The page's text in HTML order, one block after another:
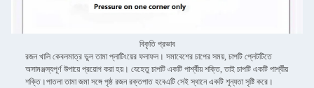
বিকৃতি প্রভাব
রজন খালি কেবলমাত্র ভুল তামা প্লাটিংয়ের ফলাফল। সমাবেশের চাপের সময়, চাপটি প্লেটটিতে
অসামঞ্জস্যপূর্ণ উপায়ে প্রয়োগ করা হয়। যেহেতু চাপটি একটি পার্শ্বীয় শক্তি, তাই চাপটি একটি পার্শ্বীয়
শক্তি।পাতলা তামা জমা সঙ্গে পৃষ্ঠ রজন রক্তপাত হবেএটি সেই স্থানে একটি শূন্যতা সৃষ্টি করে।